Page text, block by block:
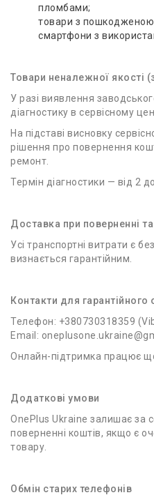
пломбами;
товари з
смартфони з
Товари неналежної якості
У разі виявлення
діагностику в сервісному
На підставі висновку
рішення про повернення
ремонт.
Термін діагностики — від 2
Доставка при поверненні
Усі транспортні витрати є
визнається гарантійним.
Контакти для гарантійного
Телефон: +380730318359
Email:
Онлайн-підтримка працює
Додаткові умови
OnePlus Ukraine залишає за
поверненні коштів, якщо є
товару.
Обмін старих телефонів